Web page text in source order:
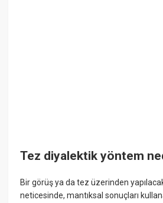
Tez diyalektik yöntem
Bir görüş ya da tez üzerinden
neticesinde, mantıksal sonuçları